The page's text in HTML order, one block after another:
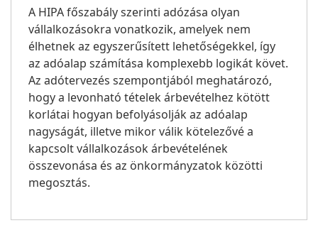
A HIPA főszabály szerinti adózása olyan
vállalkozásokra vonatkozik, amelyek nem
élhetnek az egyszerűsített lehetőségekkel, így
az adóalap számítása komplexebb logikát követ.
Az adótervezés szempontjából meghatározó,
hogy a levonható tételek árbevételhez kötött
korlátai hogyan befolyásolják az adóalap
nagyságát, illetve mikor válik kötelezővé a
kapcsolt vállalkozások árbevételének
összevonása és az önkormányzatok közötti
megosztás.